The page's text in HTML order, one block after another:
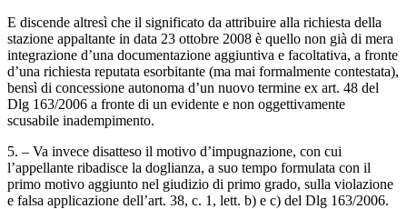
E discende altresì che il significato da attribuire alla richiesta della
stazione appaltante in data 23 ottobre 2008 è quello non già di mera
integrazione d’una documentazione aggiuntiva e facoltativa, a fronte
d’una richiesta reputata esorbitante (ma mai formalmente contestata),
bensì di concessione autonoma d’un nuovo termine ex art. 48 del
Dlg 163/2006 a fronte di un evidente e non oggettivamente
scusabile inadempimento.
5. – Va invece disatteso il motivo d’impugnazione, con cui
l’appellante ribadisce la doglianza, a suo tempo formulata con il
primo motivo aggiunto nel giudizio di primo grado, sulla violazione
e falsa applicazione dell’art. 38, c. 1, lett. b) e c) del Dlg 163/2006.